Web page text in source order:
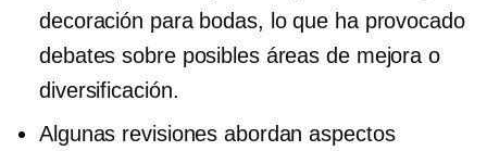
decoración para bodas, lo que ha provocado
debates sobre posibles áreas de mejora o
diversificación.
Algunas revisiones abordan aspectos